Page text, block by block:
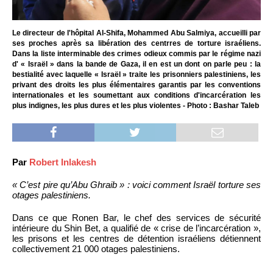
Le directeur de l'hôpital Al-Shifa, Mohammed Abu Salmiya, accueilli par
ses proches après sa libération des centrres de torture israéliens.
Dans la liste interminable des crimes odieux commis par le régime nazi
d' « Israël » dans la bande de Gaza, il en est un dont on parle peu : la
bestialité avec laquelle « Israël » traite les prisonniers palestiniens, les
privant des droits les plus élémentaires garantis par les conventions
internationales et les soumettant aux conditions d'incarcération les
plus indignes, les plus dures et les plus violentes - Photo : Bashar Taleb
Par Robert Inlakesh
« C’est pire qu’Abu Ghraib » : voici comment Israël torture ses
otages palestiniens.
Dans ce que Ronen Bar, le chef des services de sécurité
intérieure du Shin Bet, a qualifié de « crise de l’incarcération »,
les prisons et les centres de détention israéliens détiennent
collectivement 21 000 otages palestiniens.